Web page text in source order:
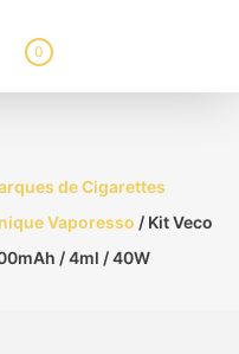
0
de Cigarettes
Vaporesso / Kit Veco
/ 4ml / 40W